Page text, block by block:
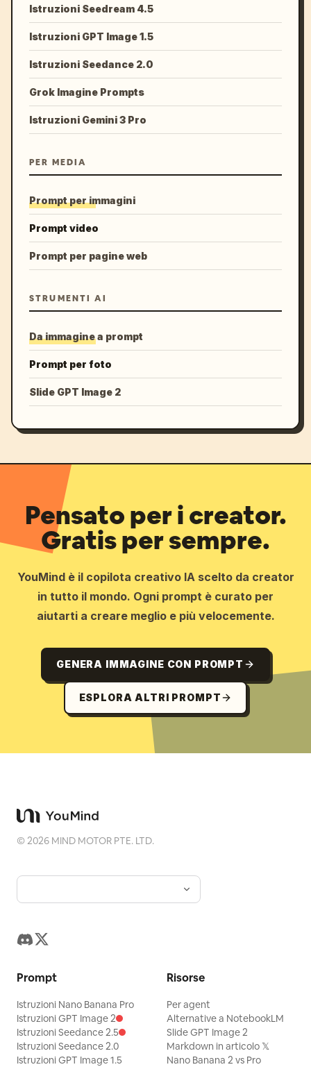
Istruzioni Seedream 4.5
Istruzioni GPT Image 1.5
Istruzioni Seedance 2.0
Grok Imagine Prompts
Istruzioni Gemini 3 Pro
PER MEDIA
Prompt per immagini
Prompt video
Prompt per pagine web
STRUMENTI AI
Da immagine a prompt
Prompt per foto
Slide GPT Image 2
Pensato per i creator.
Gratis per sempre.
YouMind è il copilota creativo IA scelto da creator
in tutto il mondo. Ogni prompt è curato per
aiutarti a creare meglio e più velocemente.
GENERA IMMAGINE CON PROMPT
ESPLORA ALTRI PROMPT
©2026 MIND MOTOR PTE. LTD.
Prompt
Istruzioni Nano Banana Pro
Istruzioni GPT Image 2
Istruzioni Seedance 2.5
Istruzioni Seedance 2.0
Istruzioni GPT Image 1.5
Risorse
Per agent
Alternative a NotebookLM
Slide GPT Image 2
Markdown in articolo 𝕏
Nano Banana 2 vs Pro